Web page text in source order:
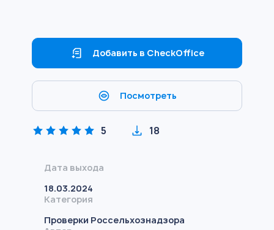
Добавить в CheckOffice
Посмотреть
5 18
Дата выхода
18.03.2024
Категория
Проверки Россельхознадзора